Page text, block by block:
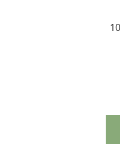
, و لذلك السبب جلبنا لكم اليوم افضل هواتف اقل من 100